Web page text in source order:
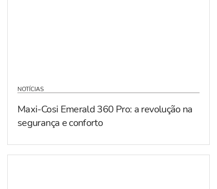
NOTÍCIAS
Maxi-Cosi Emerald 360 Pro: a revolução na
segurança e conforto